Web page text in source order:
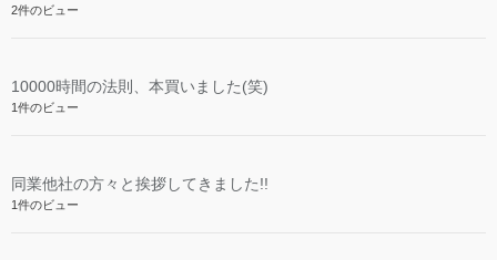
2件のビュー
10000時間の法則、本買いました(笑)
1件のビュー
同業他社の方々と挨拶してきました!!
1件のビュー